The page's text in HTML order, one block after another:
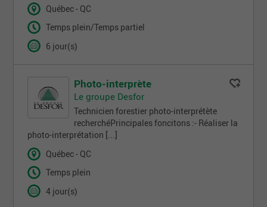
Québec - QC
Temps plein/Temps partiel
6 jour(s)
Photo-interprète
Le groupe Desfor
Technicien forestier photo-interprétète
recherchéPrincipales foncitons :- Réaliser la
photo-interprétation [...]
Québec - QC
Temps plein
4 jour(s)